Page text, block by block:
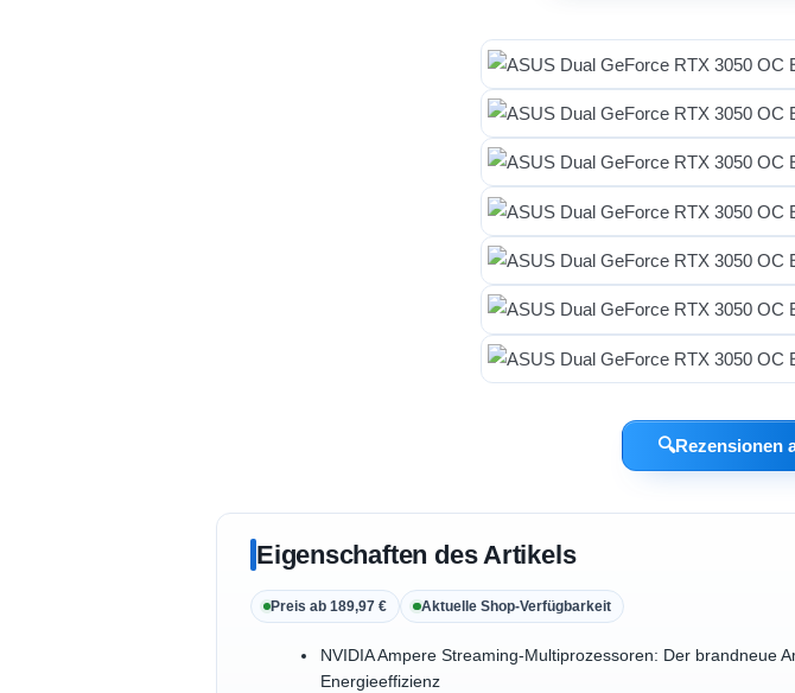
🔍Rezensionen
Eigenschaften des Artikels
Preis ab 189,97 € Aktuelle Shop-Verfügbarkeit
NVIDIA Ampere Streaming-Multiprozessoren: Der brandneue
Energieeffizienz